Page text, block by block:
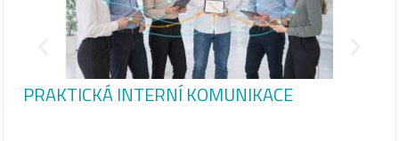
PRAKTICKÁ INTERNÍ KOMUNIKACE